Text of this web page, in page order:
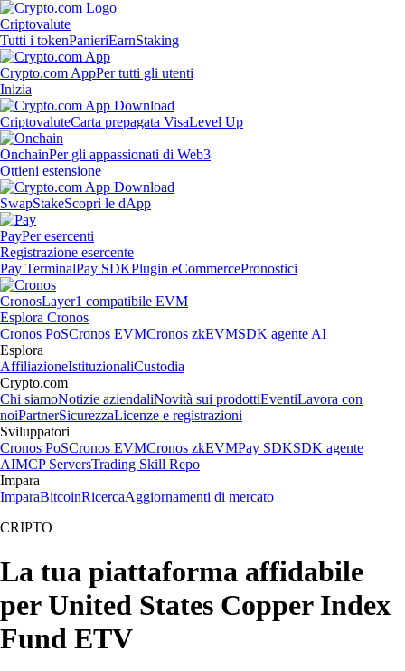
Criptovalute
Tutti i tokenPanieriEarnStaking
Crypto.com AppPer tutti gli utenti
Inizia
CriptovaluteCarta prepagata VisaLevel Up
OnchainPer gli appassionati di Web3
Ottieni estensione
SwapStakeScopri le dApp
PayPer esercenti
Registrazione esercente
Pay TerminalPay SDKPlugin eCommercePronostici
CronosLayer1 compatibile EVM
Esplora Cronos
Cronos PoSCronos EVMCronos zkEVMSDK agente AI
Esplora
AffiliazioneIstituzionaliCustodia
Crypto.com
Chi siamoNotizie aziendaliNovità sui prodottiEventiLavora con
noiPartnerSicurezzaLicenze e registrazioni
Sviluppatori
Cronos PoSCronos EVMCronos zkEVMPay SDKSDK agente
AIMCP ServersTrading Skill Repo
Impara
ImparaBitcoinRicercaAggiornamenti di mercato
CRIPTO
La tua piattaforma affidabile
per United States Copper Index
Fund ETV